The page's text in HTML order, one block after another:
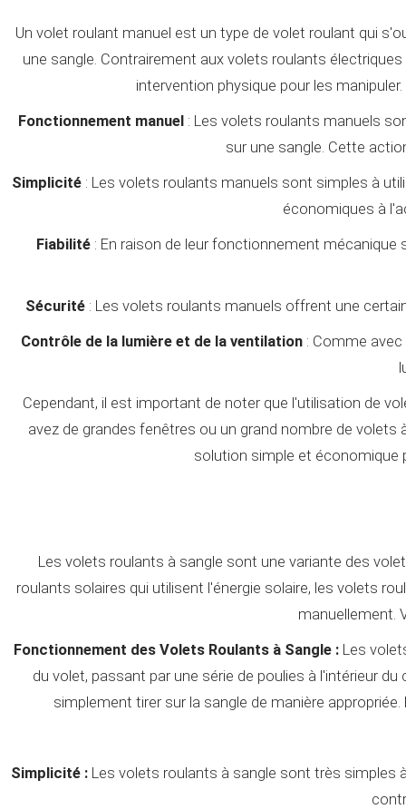
Un volet roulant manuel est un type de volet roulant qui
une sangle. Contrairement aux volets roulants
intervention physique pour les
Fonctionnement manuel : Les volets roulants manuels
sur une sangle. Cette
Simplicité: Les volets roulants manuels sont simples à
économiques à
Fiabilité : En raison de leur fonctionnement
Sécurité : Les volets roulants manuels offrent une
Contrôle de la lumière et de la ventilation: Comme avec
Cependant, il est important de noter que l'utilisation de
avez de grandes fenêtres ou un grand nombre de
solution simple et économique
Les volets roulants à sangle sont une variante des
roulants solaires qui utilisent l'énergie solaire, les volets
manuellement.
Fonctionnement des Volets Roulants à Sangle :Les
du volet, passant par une série de poulies à l'intérieur
simplement tirer sur la sangle de manière
Simplicité :Les volets roulants à sangle sont très simples